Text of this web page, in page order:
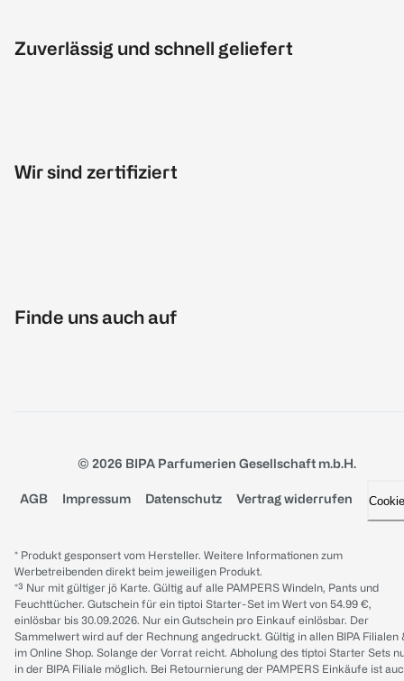
Zuverlässig und schnell geliefert
Wir sind zertifiziert
Finde uns auch auf
© 2026 BIPA Parfumerien Gesellschaft m.b.H.
AGB Impressum Datenschutz Vertrag widerrufen
* Produkt gesponsert vom Hersteller. Weitere Informationen zum
Werbetreibenden direkt beim jeweiligen Produkt.
*³ Nur mit gültiger jö Karte. Gültig auf alle PAMPERS Windeln, Pants und
Feuchttücher. Gutschein für ein tiptoi Starter-Set im Wert von 54.99 €,
einlösbar bis 30.09.2026. Nur ein Gutschein pro Einkauf einlösbar. Der
Sammelwert wird auf der Rechnung angedruckt. Gültig in allen BIPA Filialen
im Online Shop. Solange der Vorrat reicht. Abholung des tiptoi Starter Sets
in der BIPA Filiale möglich. Bei Retournierung der PAMPERS Einkäufe ist